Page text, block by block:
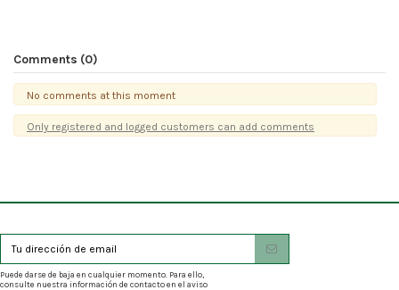
Comments (0)
No comments at this moment
Only registered and logged customers can add comments
Puede darse de baja en cualquier momento. Para ello,
consulte nuestra información de contacto en el aviso